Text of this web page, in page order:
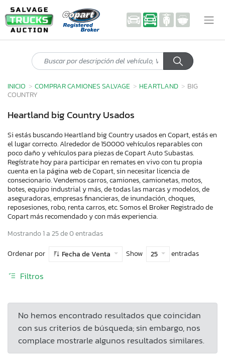
INICIO COMPRAR CAMIONES SALVAGE HEARTLAND
BIG
COUNTRY
Heartland big Country Usados
Si estás buscando Heartland big Country usados en Copart, estás en
el lugar correcto. Alrededor de 150000 vehículos reparables con
poco daño y vehículos para piezas de Copart Auto Subastas.
Regístrate hoy para participar en remates en vivo con tu propia
cuenta en la página web de Copart, sin necesitar licencia de
consecionario. Vendemos carros, camiones, camionetas, motos,
botes, equipo industrial y más, de todas las marcas y modelos, de
aseguradoras, empresas financieras, de inundación, choques,
reposesiones, robo, renta carros, etc. Somos el Broker Registrado de
Copart más recomendado y con más experiencia.
Mostrando 1 a 25 de 0 entradas
Ordenar por
Fecha de Venta Show 25 entradas
Filtros
No hemos encontrado resultados que coincidan
con sus criterios de búsqueda; sin embargo, nos
complace mostrarle algunos resultados similares.